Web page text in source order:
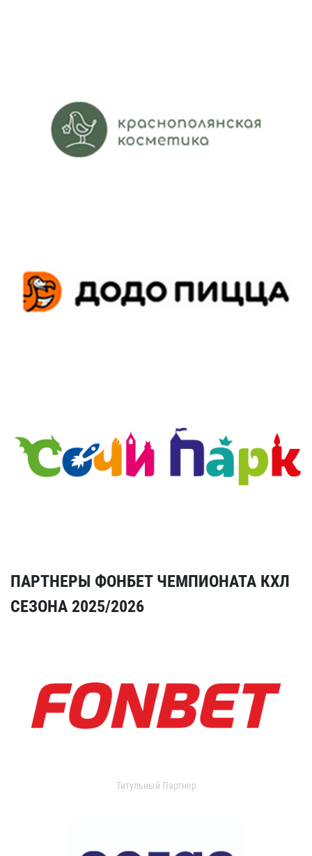
ПАРТНЕРЫ ФОНБЕТ ЧЕМПИОНАТА КХЛ
СЕЗОНА 2025/2026
Титульный Партнер